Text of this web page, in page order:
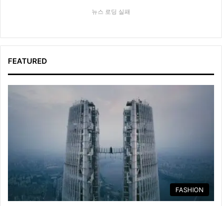
뉴스 로딩 실패
FEATURED
FASHION